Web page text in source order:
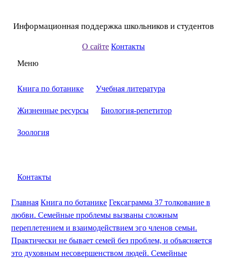
Информационная поддержка школьников и студентов
О сайте Контакты
Меню
Книга по ботанике Учебная литература
Жизненные ресурсы Биология-репетитор
Зоология
Контакты
Главная Книга по ботанике Гексаграмма 37 толкование в
любви. Семейные проблемы вызваны сложным
переплетением и взаимодействием эго членов семьи.
Практически не бывает семей без проблем, и объясняется
это духовным несовершенством людей. Семейные